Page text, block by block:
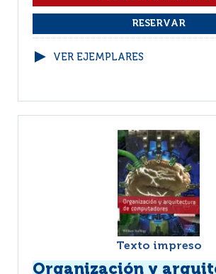
VER EJEMPLARES
Texto impreso
Organización y